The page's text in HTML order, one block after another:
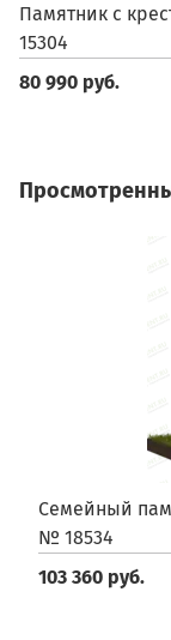
Памятник с
15304
80 990 руб.
Семейный
№ 18534
103 360 руб.